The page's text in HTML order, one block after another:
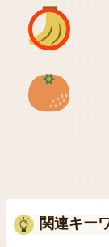
関連キー